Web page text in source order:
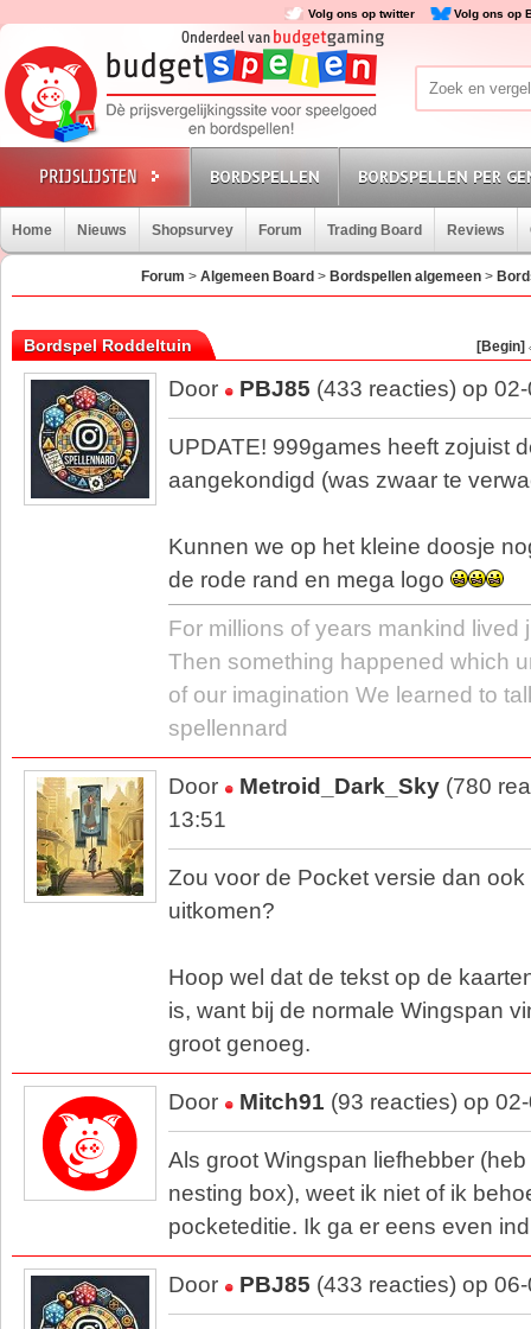
Volg ons op twitter Volg ons op
BORDSPELLEN BORDSPELLEN PER
Home Nieuws Shopsurvey Forum Trading Board Reviews
Forum > Algemeen Board > Bordspellen algemeen >
Bordspel Roddeltuin [Begin]
Door PBJ85 (433 reacties) op
UPDATE! 999games heeft zojuist
aangekondigd (was zwaar te
Kunnen we op het kleine doosje
de rode rand en mega logo
For millions of years mankind lived
Then something happened which
of our imagination We learned to
spellennard
Door Metroid_Dark_Sky (780
13:51
Zou voor de Pocket versie dan
uitkomen?
Hoop wel dat de tekst op de
is, want bij de normale Wingspan
groot genoeg.
Door Mitch91 (93 reacties) op
Als groot Wingspan liefhebber
nesting box), weet ik niet of ik
pocketeditie. Ik ga er eens even
Door PBJ85 (433 reacties) op